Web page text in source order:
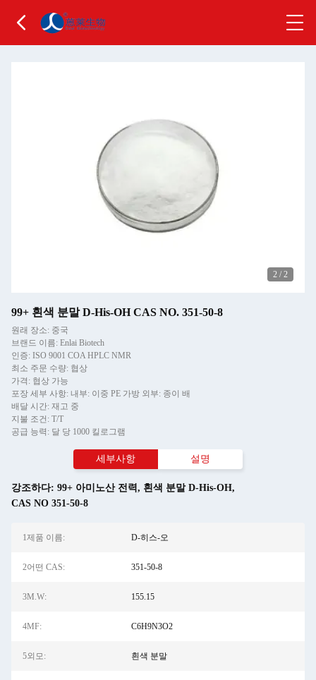
2 / 2
99+ 흰색 분말 D-His-OH CAS NO. 351-50-8
원래 장소: 중국
브랜드 이름: Enlai Biotech
인증: ISO 9001 COA HPLC NMR
최소 주문 수량: 협상
가격: 협상 가능
포장 세부 사항: 내부: 이중 PE 가방 외부: 종이 배
배달 시간: 재고 중
지불 조건: T/T
공급 능력: 달 당 1000 킬로그램
세부사항 설명
강조하다: 99+ 아미노산 전력, 흰색 분말 D-His-OH,
CAS NO 351-50-8
1제품 이름: D-히스-오
2어떤 CAS: 351-50-8
3M.W: 155.15
4MF: C6H9N3O2
5외모: 흰색 분말